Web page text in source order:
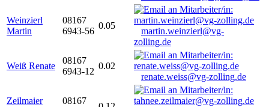
Weinzierl
Martin
08167
6943-56
0.05
martin.weinzierl@vg-
zolling.de
Weiß Renate
08167
6943-12
0.02
renate.weiss@vg-zolling.de
Zeilmaier
08167